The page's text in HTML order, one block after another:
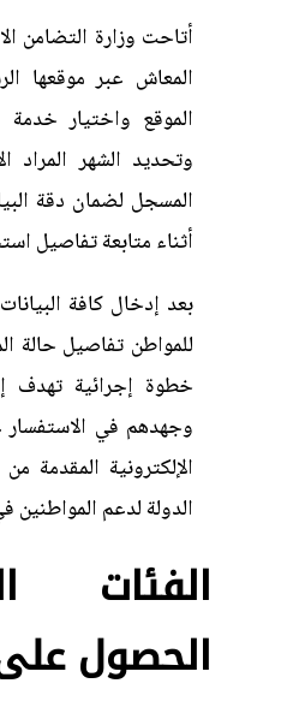
أتاحت وزارة التضامن
المعاش عبر موقعها
الموقع واختيار
وتحديد الشهر المراد
المسجل لضمان دقة
أثناء متابعة تفاصيل
بعد إدخال كافة
للمواطن تفاصيل حالة
خطوة إجرائية تهدف
وجهدهم في الاستفسار
الإلكترونية المقدمة
الدولة لدعم
الفئات
الحصول